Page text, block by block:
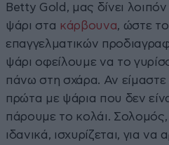
Betty Gold, μας δίνει
ψάρι στα κάρβουνα, ώστε
επαγγελματικών
ψάρι οφείλουμε να το
πάνω στη σχάρα. Αν είμαστε
πρώτα με ψάρια που δεν
πάρουμε το κολάι. Σολομός,
ιδανικά, ισχυρίζεται, για να